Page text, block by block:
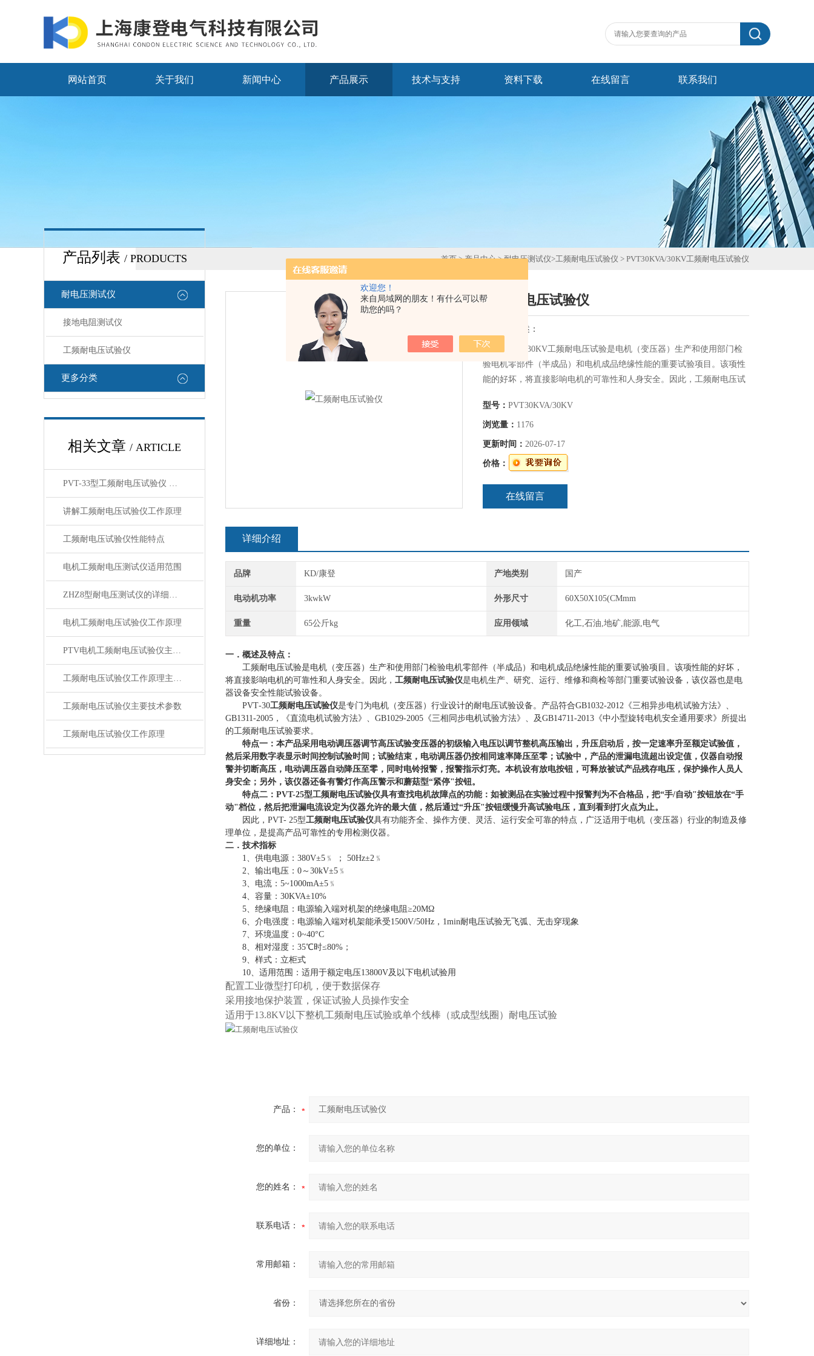
欢迎您！
来自局域网的朋友！有什么可以帮
助您的吗？
网站首页 关于我们 新闻中心 产品展示 技术与支持 资料下载 在线留言 联系我们
产品列表 / PRODUCTS
耐电压测试仪
接地电阻测试仪
工频耐电压试验仪
更多分类
相关文章 / ARTICLE
PVT-33型工频耐电压试验仪 技术参数的
讲解工频耐电压试验仪工作原理
工频耐电压试验仪性能特点
电机工频耐电压测试仪适用范围
ZHZ8型耐电压测试仪的详细介绍
电机工频耐电压试验仪工作原理
PTV电机工频耐电压试验仪主要特点
工频耐电压试验仪工作原理主要技术参数
工频耐电压试验仪主要技术参数
工频耐电压试验仪工作原理
首页>产品中心>耐电压测试仪>工频耐电压试验仪 > PVT30KVA/30KV工频耐电压试验仪
工频耐电压试验仪
简要描述：
PVT30KVA/30KV工频耐电压试验是电机（变压器）生产和使用部门检
验电机零部件（半成品）和电机成品绝缘性能的重要试验项目。该项性
能的好坏，将直接影响电机的可靠性和人身安全。因此，工频耐电压试
器也是电器设备安全性能试验设备。
型号： PVT30KVA/30KV
浏览量： 1176
更新时间： 2026-07-17
价格：
在线留言
详细介绍
品牌 KD/康登 产地类别 国产
电动机功率 3kwkW 外形尺寸 60X50X105(CMmm
重量 65公斤kg 应用领域 化工,石油,地矿,能源,电气
一． 概述及特点：
工频耐电压试验是电机（变压器）生产和使用部门检验电机零部件（半成品）和电机成品绝缘性能的重要试验项目。该项性能的好坏，
将直接影响电机的可靠性和人身安全。因此， 工频耐电压试验仪是电机生产、研究、运行、维修和商检等部门重要试验设备，该仪器也是电
器设备安全性能试验设备。
PVT-30工频耐电压试验仪是专门为电机（变压器）行业设计的耐电压试验设备。产品符合GB1032-2012 《三相异步电机试验方法》、
GB1311-2005 ，《直流电机试验方法》、 GB1029-2005 《三相同步电机试验方法》、及GB14711-2013 《中小型旋转电机安全通用要求》所提出
的工频耐电压试验要求。
特点一：本产品采用电动调压器调节高压试验变压器的初级输入电压以调节整机高压输出，升压启动后，按一定速率升至额定试验值，
然后采用数字表显示时间控制试验时间；试验结束，电动调压器仍按相同速率降压至零；试验中，产品的泄漏电流超出设定值，仪器自动报
警并切断高压，电动调压器自动降压至零，同时电铃报警，报警指示灯亮。本机设有放电按钮，可释放被试产品残存电压，保护操作人员人
身安全；另外，该仪器还备有警灯作高压警示和蘑菇型“紧停"按钮。
特点二： PVT-25型工频耐电压试验仪具有查找电机故障点的功能：如被测品在实验过程中报警判为不合格品，把“手/自动"按钮放在“手
动"档位，然后把泄漏电流设定为仪器允许的最大值，然后通过“升压"按钮缓慢升高试验电压，直到看到打火点为止。
因此， PVT- 25型工频耐电压试验仪具有功能齐全、操作方便、灵活、运行安全可靠的特点，广泛适用于电机（变压器）行业的制造及修
理单位，是提高产品可靠性的专用检测仪器。
二．技术指标
1、供电电源：380V±5﹪ ； 50Hz±2﹪
2、输出电压：0～30kV±5﹪
3、电流：5~1000mA±5﹪
4、容量：30KVA±10%
5、绝缘电阻：电源输入端对机架的绝缘电阻≥20MΩ
6、介电强度：电源输入端对机架能承受1500V/50Hz ，1min耐电压试验无飞弧、无击穿现象
7、环境温度：0~40°C
8、相对湿度：35℃时≤80%；
9、样式：立柜式
10、适用范围：适用于额定电压13800V及以下电机试验用
配置工业微型打印机，便于数据保存
采用接地保护装置，保证试验人员操作安全
适用于13.8KV以下整机工频耐电压试验或单个线棒（或成型线圈）耐电压试验
产品：
您的单位：
您的姓名：
联系电话：
常用邮箱：
省份：
详细地址：